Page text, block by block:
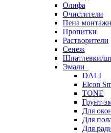
Олифа
Очистители
Пена
Пропитки
Растворители
Сенеж
Шпатлевки/
Эмали
DALI
Elcon
TONE
Грунт-
Для
Для
Для